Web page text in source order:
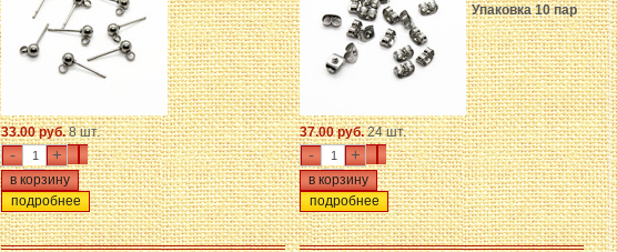
33.00 руб.8 шт.
- +
подробнее
Упаковка 10 пар
37.00 руб.24 шт.
- +
подробнее